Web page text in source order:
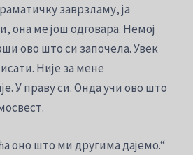
заврзламу, ја
она ме још одговара. Немој
ово што си започела. Увек
Није за мене
У праву си. Онда учи ово што
оно што ми другима дајемо.“